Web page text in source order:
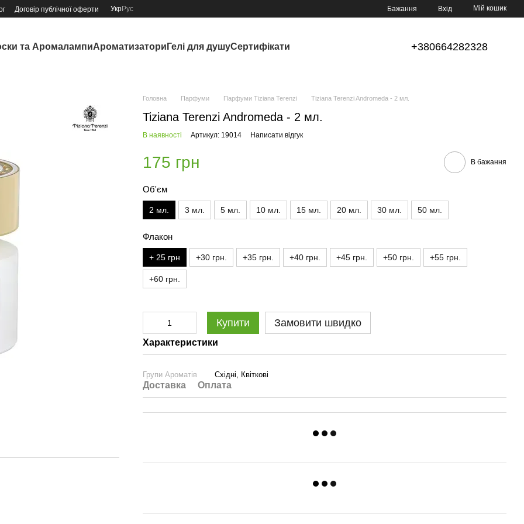
Договір публічної оферти УкрРус Бажання Вхід Мій кошик
та АромалампиАроматизатори Гелі для душуСертифікати +380664282328
Головна Парфуми Парфуми Tiziana Terenzi Tiziana Terenzi Andromeda - 2 мл.
Tiziana Terenzi Andromeda - 2 мл.
В наявності Артикул: 19014 Написати відгук
175 грн В бажання
Об'єм
2 мл. 3 мл. 5 мл. 10 мл. 15 мл. 20 мл. 30 мл. 50 мл.
Флакон
+ 25 грн +30 грн. +35 грн. +40 грн. +45 грн. +50 грн. +55 грн.
+60 грн.
Купити Замовити швидко
Характеристики
Групи Ароматів Східні, Квіткові
Доставка Оплата